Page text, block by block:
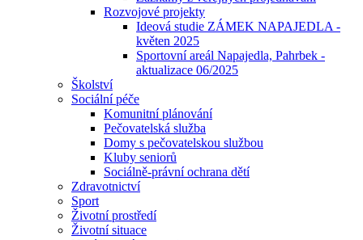
Rozvojové projekty
Ideová studie ZÁMEK NAPAJEDLA -
květen 2025
Sportovní areál Napajedla, Pahrbek -
aktualizace 06/2025
Školství
Sociální péče
Komunitní plánování
Pečovatelská služba
Domy s pečovatelskou službou
Kluby seniorů
Sociálně-právní ochrana dětí
Zdravotnictví
Sport
Životní prostředí
Životní situace